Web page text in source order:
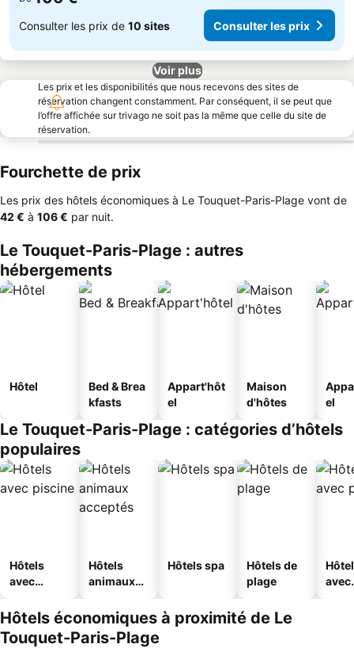
Consulter les prix de 10 sites Consulter les prix
Voir plus
Les prix et les disponibilités que nous recevons des sites de
réservation changent constamment. Par conséquent, il se peut que
l’offre affichée sur trivago ne soit pas la même que celle du site de
réservation.
Fourchette de prix
Les prix des hôtels économiques à Le Touquet-Paris-Plage vont de
‎42 € à ‎106 € par nuit.
Le Touquet-Paris-Plage : autres
hébergements
Hôtel
Bed & Brea
kfasts
Appart'hôt
el
Maison
d'hôtes
el
Le Touquet-Paris-Plage : catégories d’hôtels
populaires
Hôtels
avec
Hôtels
animaux
Hôtels spa
Hôtels de
plage
avec
Hôtels économiques à proximité de Le
Touquet-Paris-Plage